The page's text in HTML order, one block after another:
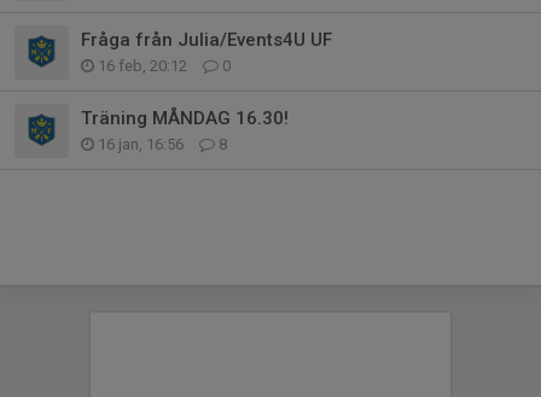
Fråga från Julia/Events4U UF
16 feb, 20:12 0
Träning MÅNDAG 16.30!
16 jan, 16:56 8